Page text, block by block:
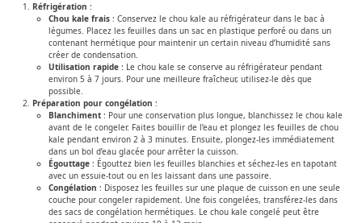
Réfrigération :
Chou kale frais : Conservez le chou kale au réfrigérateur dans le bac à
légumes. Placez les feuilles dans un sac en plastique perforé ou dans un
contenant hermétique pour maintenir un certain niveau d’humidité sans
créer de condensation.
Utilisation rapide : Le chou kale se conserve au réfrigérateur pendant
environ 5 à 7 jours. Pour une meilleure fraîcheur, utilisez-le dès que
possible.
Préparation pour congélation :
Blanchiment : Pour une conservation plus longue, blanchissez le chou kale
avant de le congeler. Faites bouillir de l’eau et plongez les feuilles de chou
kale pendant environ 2 à 3 minutes. Ensuite, plongez-les immédiatement
dans un bol d’eau glacée pour arrêter la cuisson.
Égouttage : Égouttez bien les feuilles blanchies et séchez-les en tapotant
avec un essuie-tout ou en les laissant dans une passoire.
Congélation : Disposez les feuilles sur une plaque de cuisson en une seule
couche pour congeler rapidement. Une fois congelées, transférez-les dans
des sacs de congélation hermétiques. Le chou kale congelé peut être